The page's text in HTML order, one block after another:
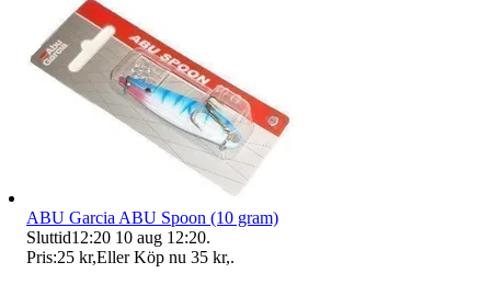
ABU Garcia ABU Spoon (10 gram)
Sluttid12:20 10 aug 12:20.
Pris:25 kr,Eller Köp nu 35 kr,.